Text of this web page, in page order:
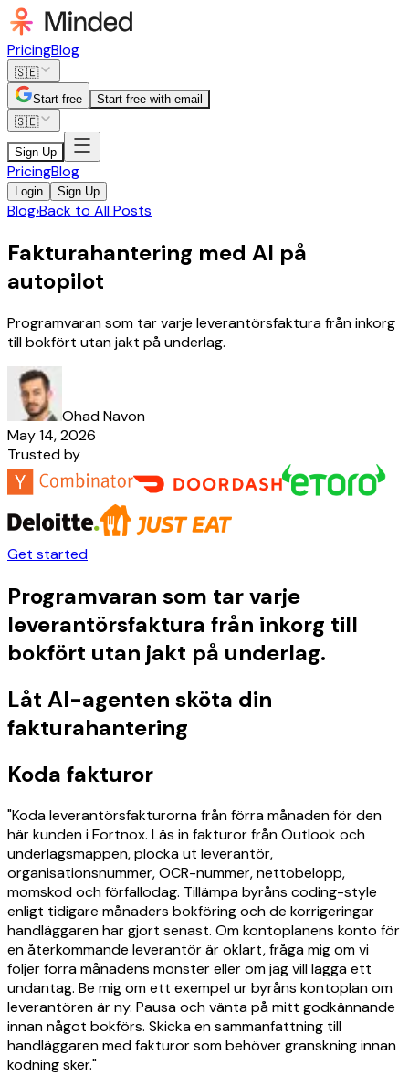
PricingBlog
🇸🇪
Start free
Start free with email
🇸🇪
Sign Up
PricingBlog
Login Sign Up
Blog›Back to All Posts
Fakturahantering med AI på
autopilot
Programvaran som tar varje leverantörsfaktura från inkorg
till bokfört utan jakt på underlag.
Ohad Navon
May 14, 2026
Trusted by
Get started
Programvaran som tar varje
leverantörsfaktura från inkorg till
bokfört utan jakt på underlag.
Låt AI-agenten sköta din
fakturahantering
Koda fakturor
"Koda leverantörsfakturorna från förra månaden för den
här kunden i Fortnox. Läs in fakturor från Outlook och
underlagsmappen, plocka ut leverantör,
organisationsnummer, OCR-nummer, nettobelopp,
momskod och förfallodag. Tillämpa byråns coding-style
enligt tidigare månaders bokföring och de korrigeringar
handläggaren har gjort senast. Om kontoplanens konto för
en återkommande leverantör är oklart, fråga mig om vi
följer förra månadens mönster eller om jag vill lägga ett
undantag. Be mig om ett exempel ur byråns kontoplan om
leverantören är ny. Pausa och vänta på mitt godkännande
innan något bokförs. Skicka en sammanfattning till
handläggaren med fakturor som behöver granskning innan
kodning sker."